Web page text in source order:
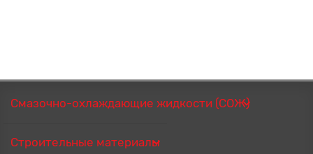
Смазочно-охлаждающие жидкости (СОЖ)
Строительные материалы